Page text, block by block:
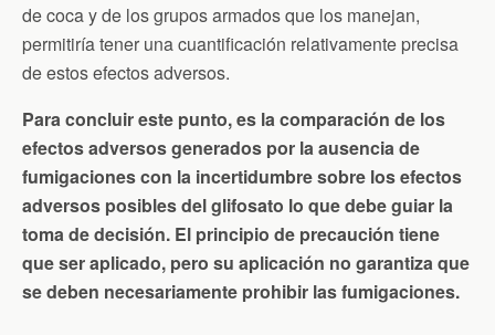
de coca y de los grupos armados que los manejan,
permitiría tener una cuantificación relativamente precisa
de estos efectos adversos.
Para concluir este punto, es la comparación de los
efectos adversos generados por la ausencia de
fumigaciones con la incertidumbre sobre los efectos
adversos posibles del glifosato lo que debe guiar la
toma de decisión. El principio de precaución tiene
que ser aplicado, pero su aplicación no garantiza que
se deben necesariamente prohibir las fumigaciones.